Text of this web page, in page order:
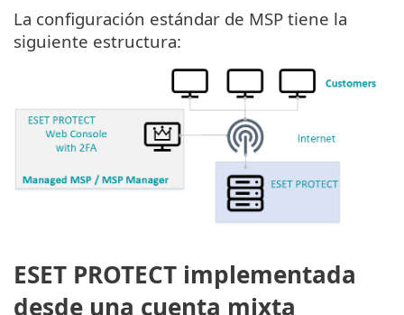
La configuración estándar de MSP tiene la
siguiente estructura:
ESET PROTECT implementada
desde una cuenta mixta